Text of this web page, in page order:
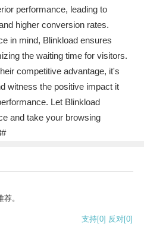
performance, leading to
higher conversion rates.
in mind, Blinkload ensures
the waiting time for visitors.
competitive advantage, it's
witness the positive impact it
Let Blinkload
and take your browsing
。
支持[0] 反对[0]